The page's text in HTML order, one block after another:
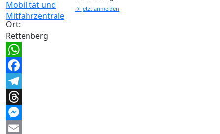
→ Jetzt anmelden
Ort:
Rettenberg
WhatsApp
Facebook
Telegram
Threads
Messenger